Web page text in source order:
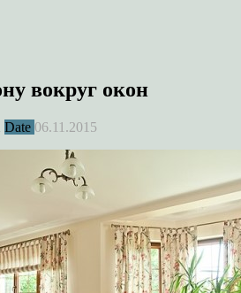
вокруг окон
Date 06.11.2015